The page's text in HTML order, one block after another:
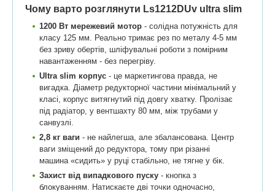
Чому варто розглянути Ls1212DUv ultra slim
1200 Вт мережевий мотор - солідна потужність для
класу 125 мм. Реально тримає рез по металу 4-5 мм
без зриву обертів, шліфувальні роботи з помірним
навантаженням - без перегріву.
Ultra slim корпус - це маркетингова правда, не
вигадка. Діаметр редукторної частини мінімальний у
класі, корпус витягнутий під довгу хватку. Пролізає
під радіатор, у вентшахту 80 мм, між трубами у
санвузлі.
2,8 кг ваги - не найлегша, але збалансована. Центр
ваги зміщений до редуктора, тому при різанні
машина «сидить» у руці стабільно, не тягне у бік.
Захист від випадкового пуску - кнопка з
блокуванням. Натискаєте дві точки одночасно,